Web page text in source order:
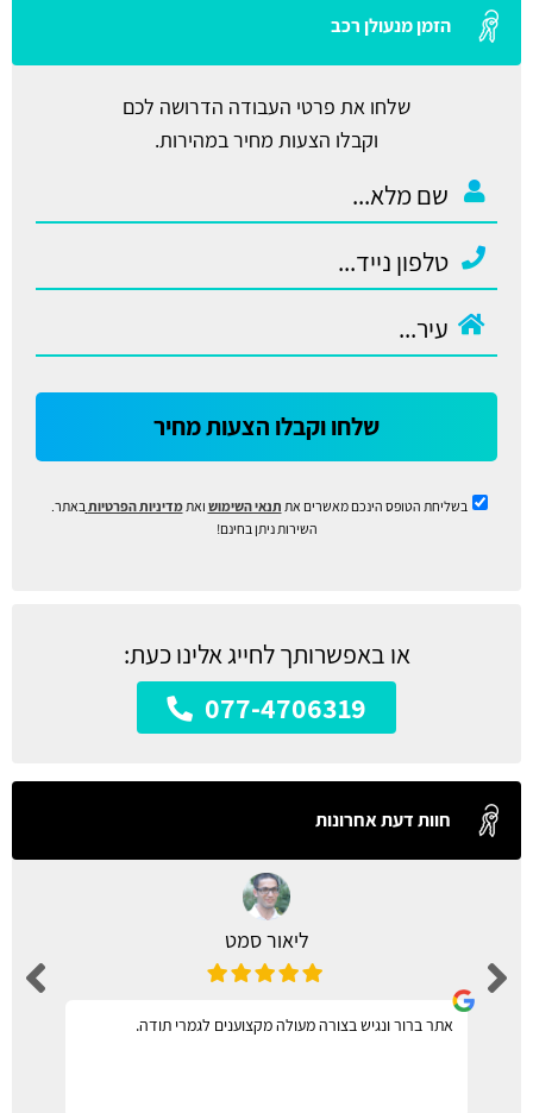
הזמן מנעולן רכב
שלחו את פרטי העבודה הדרושה לכם
וקבלו הצעות מחיר במהירות.
שלחו וקבלו הצעות מחיר
בשליחת הטופס הינכם מאשרים את תנאי השימוש ואתמדיניות הפרטיות באתר.
השירות ניתן בחינם!
או באפשרותך לחייג אלינו כעת:
077-4706319
חוות דעת אחרונות
ליאור סמט
אתר ברור ונגיש בצורה מעולה מקצוענים לגמרי תודה.